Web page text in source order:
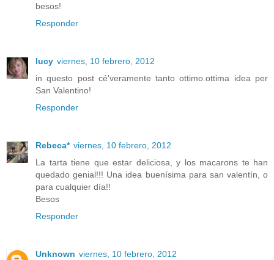
besos!
Responder
lucy viernes, 10 febrero, 2012
in questo post cé'veramente tanto ottimo.ottima idea per
San Valentino!
Responder
Rebeca* viernes, 10 febrero, 2012
La tarta tiene que estar deliciosa, y los macarons te han
quedado genial!!! Una idea buenísima para san valentín, o
para cualquier día!!
Besos
Responder
Unknown viernes, 10 febrero, 2012